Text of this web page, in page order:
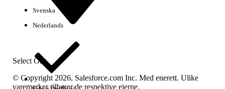
Select Org
Svenska
Nederlands
© Copyright 2026, Salesforce.com Inc. Med enerett. Ulike
varemerker tilhører de respektive eierne.